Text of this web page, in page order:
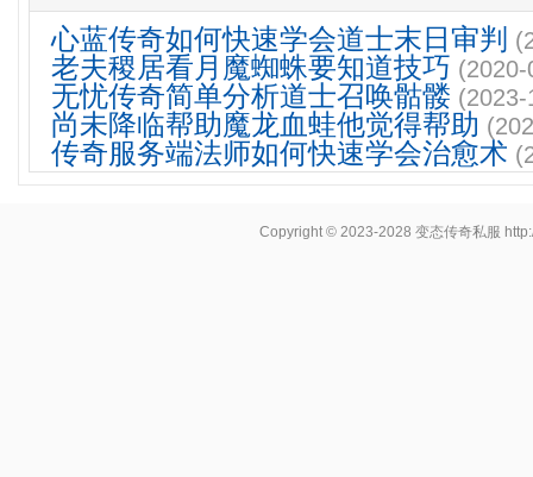
心蓝传奇如何快速学会道士末日审判
老夫稷居看月魔蜘蛛要知道技巧
无忧传奇简单分析道士召唤骷髅
尚未降临帮助魔龙血蛙他觉得帮助
传奇服务端法师如何快速学会治愈术
Copyright © 2023-2028变态传奇私服